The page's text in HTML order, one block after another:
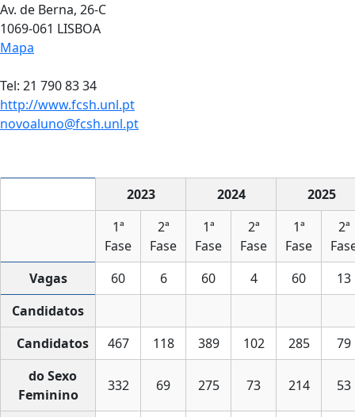
Av. de Berna, 26-C
1069-061 LISBOA
Mapa
Tel: 21 790 83 34
http://www.fcsh.unl.pt
novoaluno@fcsh.unl.pt
2023 2024
2025
1ª
Fase
2ª
Fase
1ª
Fase
2ª
Fase
1ª
Fase
2ª
Vagas
60 6 60 4 60
13
Candidatos
Candidatos
467 118 389 102 285
79
do Sexo
Feminino
332 69 275 73 214 53